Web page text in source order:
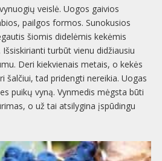
veislė. Uogos gaivios
pailgos formos. Sunokusios
šiomis didelėmis kekėmis
turbūt vienu didžiausiu
Deri kiekvienais metais, o kekės
šalčiui, tad pridengti nereikia. Uogas
puikų vyną. Vynmedis mėgsta būti
o už tai atsilygina įspūdingu